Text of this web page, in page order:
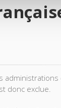
donc exclue.